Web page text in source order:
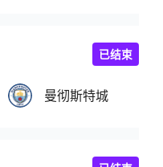
曼彻斯特城
已结束